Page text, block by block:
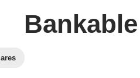
Bankable